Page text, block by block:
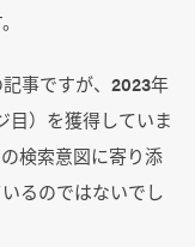
事ですが、2023年
目）を獲得していま
検索意図に寄り添
るのではないでし